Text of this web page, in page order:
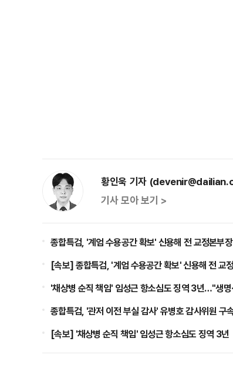
황인욱 기자
기사 모아 보기 >
종합특검, '계엄 수용공간 확보' 신용해 전 교정본부
[속보] 종합특검, '계엄 수용공간 확보' 신용해 전 교
'채상병 순직 책임' 임성근 항소심도 징역 3년…"생명
종합특검, '관저 이전 부실 감사' 유병호 감사위원 구
[속보] '채상병 순직 책임' 임성근 항소심도 징역 3년